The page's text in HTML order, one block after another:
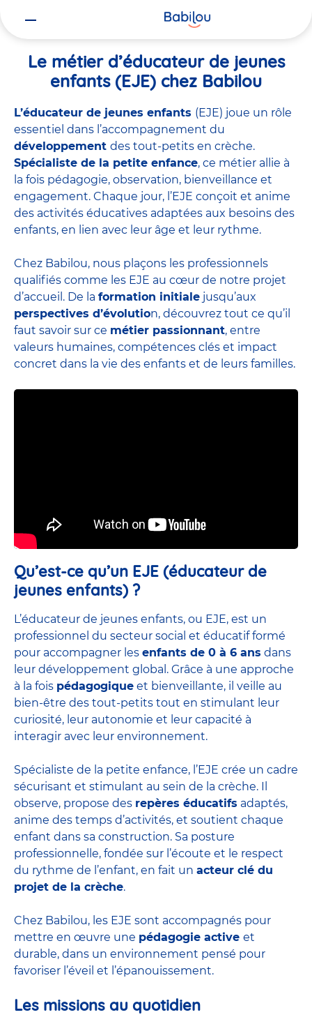
Le métier d’éducateur de jeunes
enfants (EJE) chez Babilou
L’éducateur de jeunes enfants (EJE) joue un rôle
essentiel dans l’accompagnement du
développement des tout-petits en crèche.
Spécialiste de la petite enfance, ce métier allie à
la fois pédagogie, observation, bienveillance et
engagement. Chaque jour, l’EJE conçoit et anime
des activités éducatives adaptées aux besoins des
enfants, en lien avec leur âge et leur rythme.
Chez Babilou, nous plaçons les professionnels
qualifiés comme les EJE au cœur de notre projet
d’accueil. De la formation initiale jusqu’aux
perspectives d’évolution, découvrez tout ce qu’il
faut savoir sur ce métier passionnant, entre
valeurs humaines, compétences clés et impact
concret dans la vie des enfants et de leurs familles.
Qu’est-ce qu’un EJE (éducateur de
jeunes enfants) ?
L’éducateur de jeunes enfants, ou EJE, est un
professionnel du secteur social et éducatif formé
pour accompagner les enfants de 0 à 6 ans dans
leur développement global. Grâce à une approche
à la fois pédagogique et bienveillante, il veille au
bien-être des tout-petits tout en stimulant leur
curiosité, leur autonomie et leur capacité à
interagir avec leur environnement.
Spécialiste de la petite enfance, l’EJE crée un cadre
sécurisant et stimulant au sein de la crèche. Il
observe, propose des repères éducatifs adaptés,
anime des temps d’activités, et soutient chaque
enfant dans sa construction. Sa posture
professionnelle, fondée sur l’écoute et le respect
du rythme de l’enfant, en fait un acteur clé du
projet de la crèche.
Chez Babilou, les EJE sont accompagnés pour
mettre en œuvre une pédagogie active et
durable, dans un environnement pensé pour
favoriser l’éveil et l’épanouissement.
Les missions au quotidien